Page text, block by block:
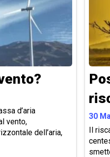
d’aria
vento,
dell’aria,
30
Il